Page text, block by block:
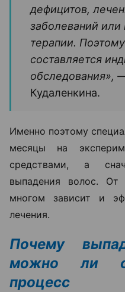
дефицитов,
заболеваний
терапии.
составляется
обследования»,
Кудаленкина.
Именно поэтому
месяцы на
средствами, а
выпадения волос. От
многом зависит и
лечения.
Почему
можно ли
процесс